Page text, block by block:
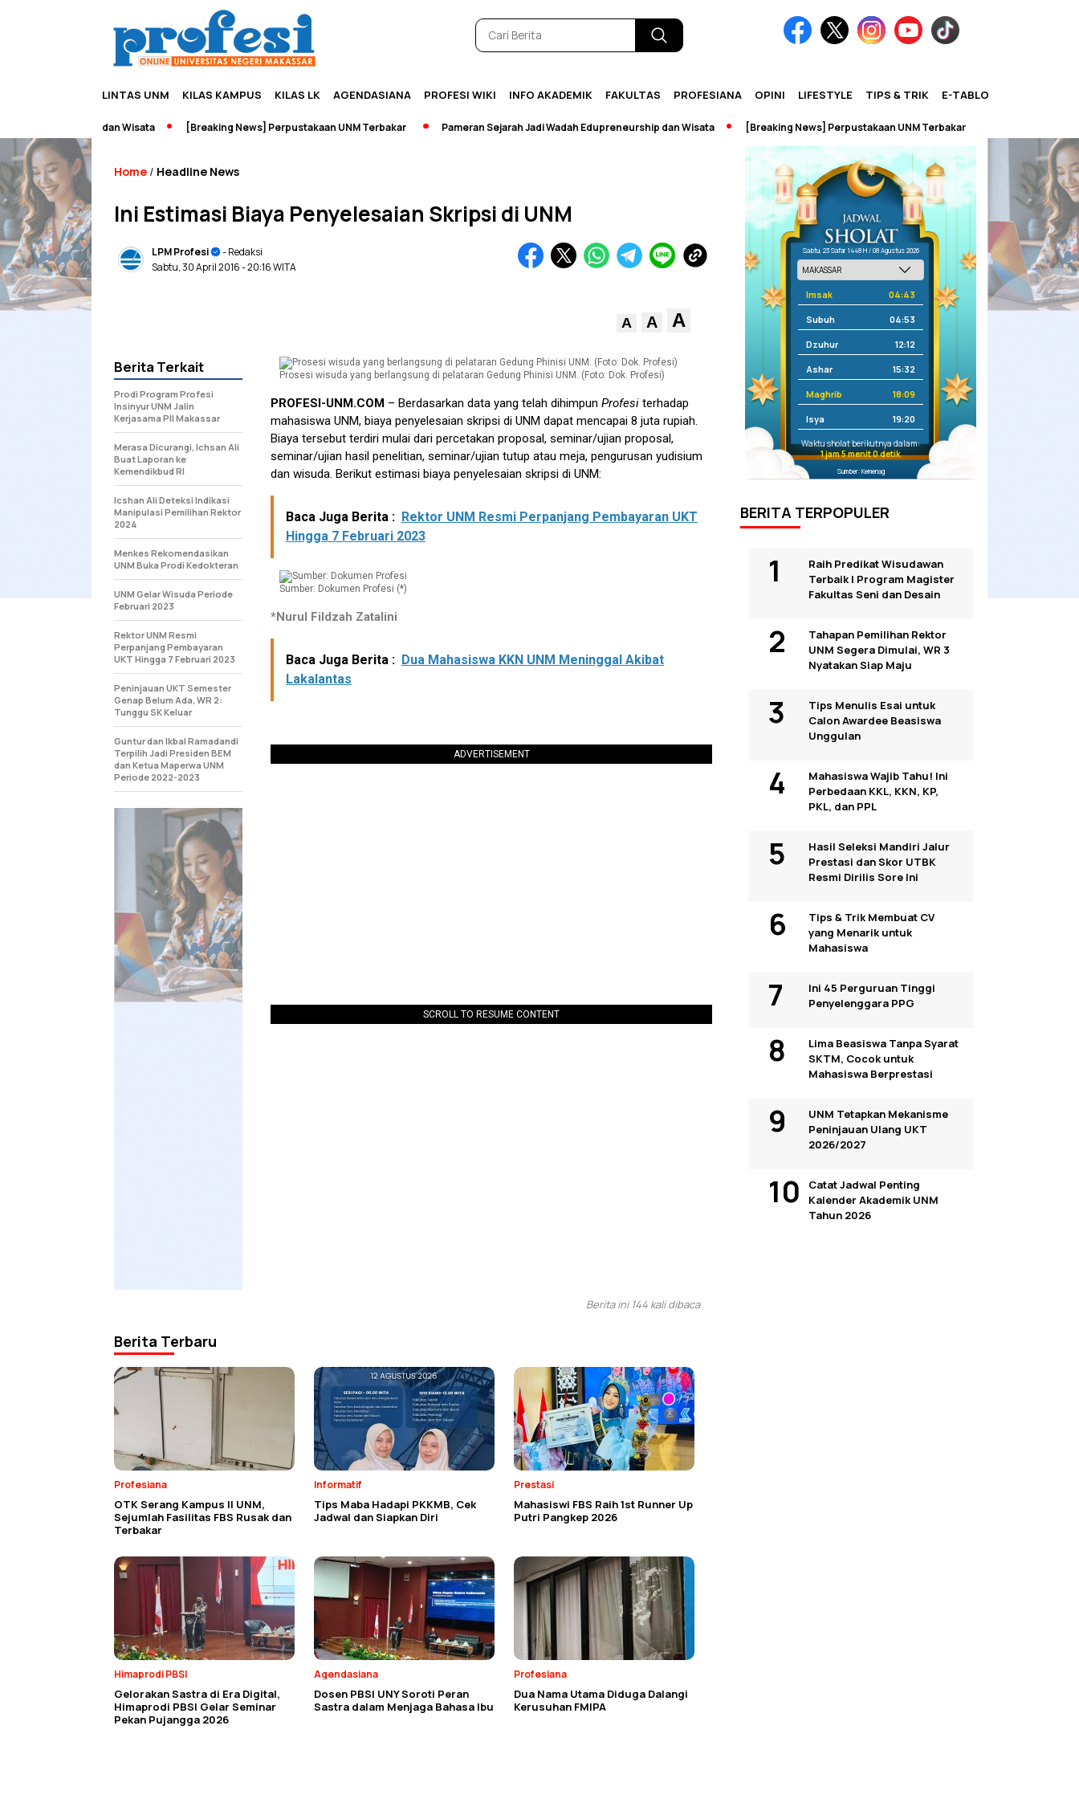
LINTAS UNM KILAS KAMPUS KILAS LK AGENDASIANA PROFESI WIKI INFO AKADEMIK FAKULTAS PROFESIANA OPINI LIFESTYLE TIPS & TRIK E-TABLOID
dan Wisata [Breaking News] Perpustakaan UNM Terbakar Pameran Sejarah Jadi Wadah Edupreneurship dan Wisata [Breaking News] Perpustakaan UNM Terbakar
Home / Headline News
Ini Estimasi Biaya Penyelesaian Skripsi di UNM
LPM Profesi
- Redaksi
Sabtu, 30 April 2016- 20:16 WITA
A A A
Prosesi wisuda yang berlangsung di pelataran Gedung Phinisi UNM. (Foto: Dok. Profesi)
PROFESI-UNM.COM – Berdasarkan data yang telah dihimpun Profesi terhadap
mahasiswa UNM, biaya penyelesaian skripsi di UNM dapat mencapai 8 juta rupiah.
Biaya tersebut terdiri mulai dari percetakan proposal, seminar/ujian proposal,
seminar/ujian hasil penelitian, seminar/ujian tutup atau meja, pengurusan yudisium
dan wisuda. Berikut estimasi biaya penyelesaian skripsi di UNM:
Baca Juga Berita : Rektor UNM Resmi Perpanjang Pembayaran UKT
Hingga 7 Februari 2023
Sumber: Dokumen Profesi (*)
*Nurul Fildzah Zatalini
Baca Juga Berita : Dua Mahasiswa KKN UNM Meninggal Akibat
Lakalantas
ADVERTISEMENT
SCROLL TO RESUME CONTENT
Berita Terkait
Prodi Program Profesi
Insinyur UNM Jalin
Kerjasama PII Makassar
Merasa Dicurangi, Ichsan Ali
Buat Laporan ke
Kemendikbud RI
Icshan Ali Deteksi Indikasi
Manipulasi Pemilihan Rektor
2024
Menkes Rekomendasikan
UNM Buka Prodi Kedokteran
UNM Gelar Wisuda Periode
Februari 2023
Rektor UNM Resmi
Perpanjang Pembayaran
UKT Hingga 7 Februari 2023
Peninjauan UKT Semester
Genap Belum Ada, WR 2:
Tunggu SK Keluar
Guntur dan Ikbal Ramadandi
Terpilih Jadi Presiden BEM
dan Ketua Maperwa UNM
Periode 2022-2023
Berita ini 144 kali dibaca
Berita Terbaru
Profesiana
OTK Serang Kampus II UNM,
Sejumlah Fasilitas FBS Rusak dan
Terbakar
Informatif
Tips Maba Hadapi PKKMB, Cek
Jadwal dan Siapkan Diri
Prestasi
Mahasiswi FBS Raih 1st Runner Up
Putri Pangkep 2026
Himaprodi PBSI
Gelorakan Sastra di Era Digital,
Himaprodi PBSI Gelar Seminar
Pekan Pujangga 2026
Agendasiana
Dosen PBSI UNY Soroti Peran
Sastra dalam Menjaga Bahasa Ibu
Profesiana
Dua Nama Utama Diduga Dalangi
Kerusuhan FMIPA
Sabtu, 23 Safar 1448 H / 08 Agustus 2026
Imsak 04:43
Subuh 04:53
Dzuhur 12:12
Ashar 15:32
Maghrib 18:09
Isya 19:20
Waktu sholat berikutnya dalam:
1 jam 4 menit 59 detik
Sumber: Kemenag
BERITA TERPOPULER
Raih Predikat Wisudawan
Terbaik I Program Magister
Fakultas Seni dan Desain
Tahapan Pemilihan Rektor
UNM Segera Dimulai, WR 3
Nyatakan Siap Maju
Tips Menulis Esai untuk
Calon Awardee Beasiswa
Unggulan
Mahasiswa Wajib Tahu! Ini
Perbedaan KKL, KKN, KP,
PKL, dan PPL
Hasil Seleksi Mandiri Jalur
Prestasi dan Skor UTBK
Resmi Dirilis Sore Ini
Tips & Trik Membuat CV
yang Menarik untuk
Mahasiswa
Ini 45 Perguruan Tinggi
Penyelenggara PPG
Lima Beasiswa Tanpa Syarat
SKTM, Cocok untuk
Mahasiswa Berprestasi
UNM Tetapkan Mekanisme
Peninjauan Ulang UKT
2026/2027
Catat Jadwal Penting
Kalender Akademik UNM
Tahun 2026